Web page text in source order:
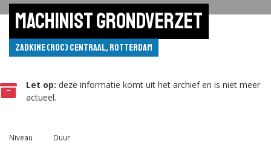
Machinist grondverzet
Zadkine (ROC) Centraal, Rotterdam
Let op: deze informatie komt uit het archief en is niet meer
actueel.
Niveau Duur